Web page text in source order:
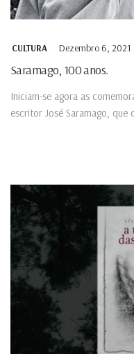
CULTURA Dezembro 6, 2021
Saramago, 100 anos.
Iniciam-se agora as
escritor José Saramago, que